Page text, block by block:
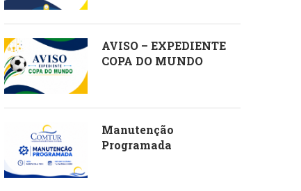
AVISO – EXPEDIENTE
COPA DO MUNDO
Manutenção
Programada